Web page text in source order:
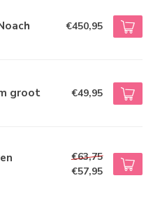
€450,95
groot €49,95
€63,75
€57,95